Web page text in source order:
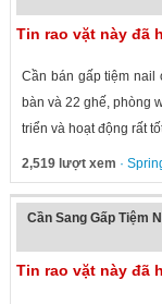
Tin rao vặt này đã
Cần bán gấp tiệm nail
bàn và 22 ghế, phòng
triển và hoạt động rất
2,519 lượt xem ·
Cần Sang Gấp Tiệm
Tin rao vặt này đã